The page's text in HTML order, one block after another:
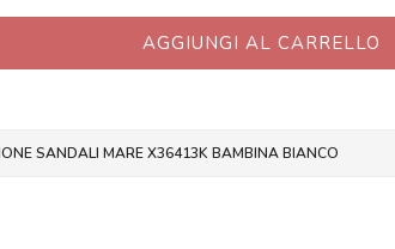
AGGIUNGI AL CARRELLO
SANDALI MARE X36413K BAMBINA BIANCO